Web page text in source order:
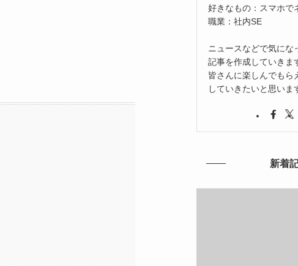
好きなもの：スマホで
職業：社内SE
ニュースなどで気にな
記事を作成していきま
皆さんに楽しんでもら
していきたいと思いま
新着